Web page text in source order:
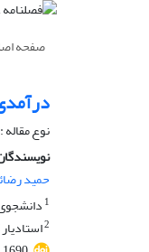
صفحه
نوع
حمید
1
2